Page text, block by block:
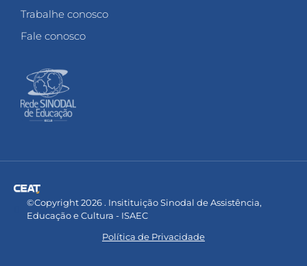
Trabalhe conosco
Fale conosco
©Copyright 2026 . Insitituição Sinodal de Assistência,
Educação e Cultura - ISAEC
Política de Privacidade